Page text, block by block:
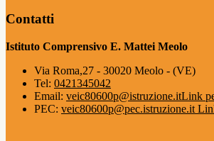
Contatti
Istituto Comprensivo E. Mattei Meolo
Via Roma,27 - 30020 Meolo - (VE)
Tel: 0421345042
Email: veic80600p@istruzione.itLink
PEC: veic80600p@pec.istruzione.it